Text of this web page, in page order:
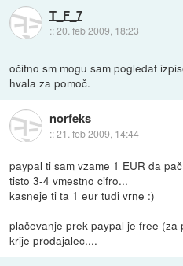
T_F_7
::20. feb 2009, 18:23
očitno sm mogu sam pogledat
hvala za pomoč.
norfeks
::21. feb 2009, 14:44
paypal ti sam vzame 1 EUR da
tisto 3-4 vmestno cifro...
kasneje ti ta 1 eur tudi vrne :)
plačevanje prek paypal je free
krije prodajalec....